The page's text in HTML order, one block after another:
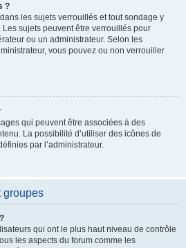
?
les sujets verrouillés et tout sondage y
sujets peuvent être verrouillés pour
ou un administrateur. Selon les
vous pouvez ou non verrouiller
qui peuvent être associées à des
La possibilité d’utiliser des icônes de
par l’administrateur.
groupes
qui ont le plus haut niveau de contrôle
les aspects du forum comme les